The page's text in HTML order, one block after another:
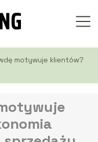
motywuje klientów?